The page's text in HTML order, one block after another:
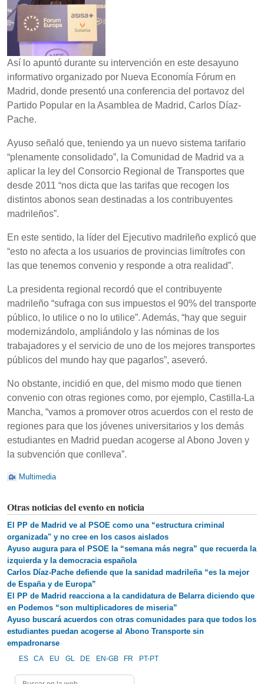
Así lo apuntó durante su intervención en este desayuno
informativo organizado por Nueva Economía Fórum en
Madrid, donde presentó una conferencia del portavoz del
Partido Popular en la Asamblea de Madrid, Carlos Díaz-
Pache.
Ayuso señaló que, teniendo ya un nuevo sistema tarifario
“plenamente consolidado”, la Comunidad de Madrid va a
aplicar la ley del Consorcio Regional de Transportes que
desde 2011 “nos dicta que las tarifas que recogen los
distintos abonos sean destinadas a los contribuyentes
madrileños”.
En este sentido, la líder del Ejecutivo madrileño explicó que
“esto no afecta a los usuarios de provincias limítrofes con
las que tenemos convenio y responde a otra realidad”.
La presidenta regional recordó que el contribuyente
madrileño “sufraga con sus impuestos el 90% del transporte
público, lo utilice o no lo utilice”. Además, “hay que seguir
modernizándolo, ampliándolo y las nóminas de los
trabajadores y el servicio de uno de los mejores transportes
públicos del mundo hay que pagarlos”, aseveró.
No obstante, incidió en que, del mismo modo que tienen
convenio con otras regiones como, por ejemplo, Castilla-La
Mancha, “vamos a promover otros acuerdos con el resto de
regiones para que los jóvenes universitarios y los demás
estudiantes en Madrid puedan acogerse al Abono Joven y
la subvención que conlleva”.
Multimedia
Otras noticias del evento en noticia
El PP de Madrid ve al PSOE como una “estructura criminal
organizada" y no cree en los casos aislados
Ayuso augura para el PSOE la “semana más negra” que recuerda la
izquierda y la democracia española
Carlos Díaz-Pache defiende que la sanidad madrileña “es la mejor
de España y de Europa”
El PP de Madrid reacciona a la candidatura de Belarra diciendo que
en Podemos “son multiplicadores de miseria”
Ayuso buscará acuerdos con otras comunidades para que todos los
estudiantes puedan acogerse al Abono Transporte sin
empadronarse
ES CA EU GL DE EN-GB FR PT-PT